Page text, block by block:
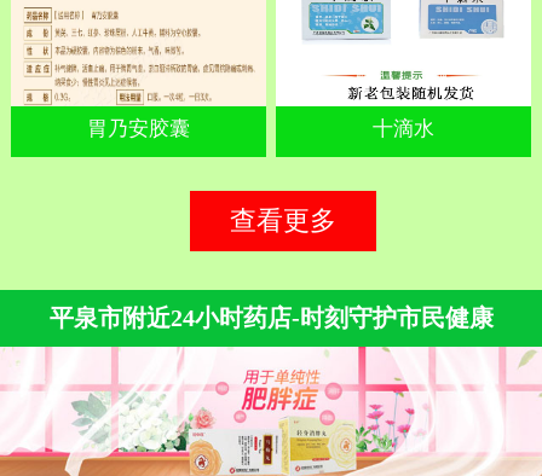
胃乃安胶囊 十滴水
查看更多
平泉市附近24小时药店-时刻守护市民健康